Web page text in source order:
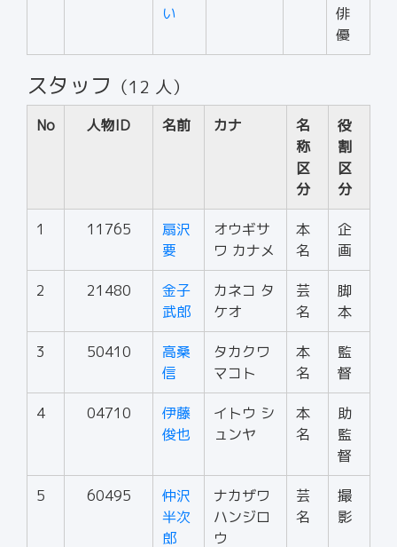
い
俳
優
スタッフ （12 人）
No 人物ID 名前 カナ
名
称
区
分
役
割
区
分
1 11765
扇沢
要
オウギサ
ワ カナメ
本
名
企
画
2 21480
金子
武郎
カネコ タ
ケオ
芸
名
脚
本
3 50410
高桑
信
タカクワ
マコト
本
名
監
督
4 04710
伊藤
俊也
イトウ シ
ュンヤ
本
名
助
監
督
5 60495
仲沢
半次
郎
ナカザワ
ハンジロ
ウ
芸
名
撮
影